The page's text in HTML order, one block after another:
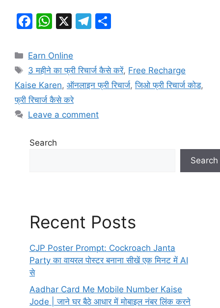
F
c
e
b
o
o
W
at
s
A
p
p
X
T
gr
a
e
Categories
Earn Online
Tags
3 महीने का फ्री रिचार्ज कैसे करें, Free Recharge
Kaise Karen, ऑनलाइन फ्री रिचार्ज,जिओ फ्री रिचार्ज कोड,
फ्री रिचार्ज कैसे करे
Leave a comment
Search
Search
Recent Posts
CJP Poster Prompt: Cockroach Janta
Party का वायरल पोस्टर बनाना सीखें एक मिनट में AI
से
Aadhar Card Me Mobile Number Kaise
Jode | जाने घर बैठे आधार में मोबाइल नंबर लिंक करने